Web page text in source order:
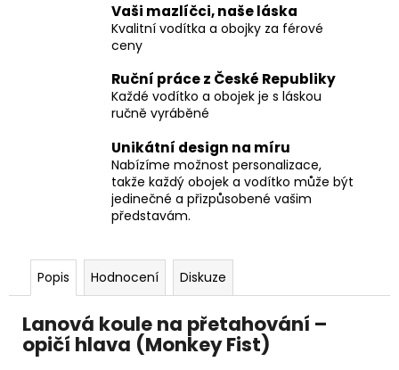
Vaši mazlíčci, naše láska
Kvalitní vodítka a obojky za férové
ceny
Ruční práce z České Republiky
Každé vodítko a obojek je s láskou
ručně vyráběné
Unikátní design na míru
Nabízíme možnost personalizace,
takže každý obojek a vodítko může být
jedinečné a přizpůsobené vašim
představám.
Popis Hodnocení Diskuze
Lanová koule na přetahování –
opičí hlava (Monkey Fist)